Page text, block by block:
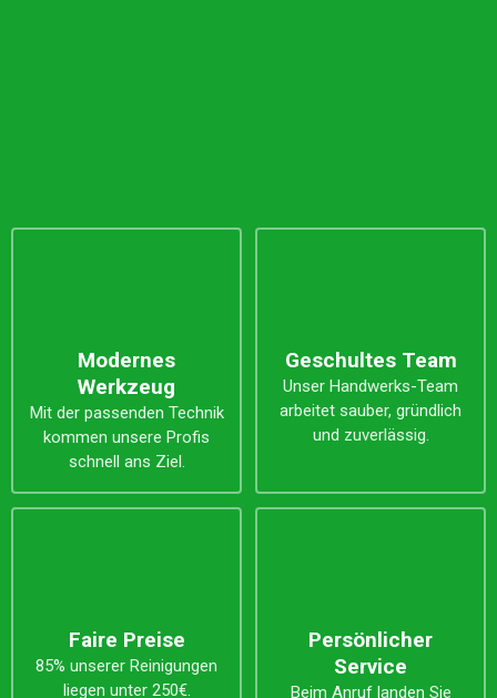
Modernes
Werkzeug
Mit der passenden Technik
kommen unsere Profis
schnell ans Ziel.
Geschultes Team
Unser Handwerks-Team
arbeitet sauber, gründlich
und zuverlässig.
Faire Preise
85% unserer Reinigungen
liegen unter 250€.
Persönlicher
Service
Beim Anruf landen Sie